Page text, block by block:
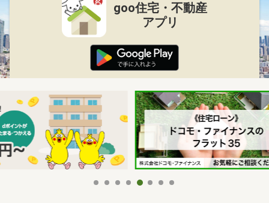
goo住宅・不動産
アプリ